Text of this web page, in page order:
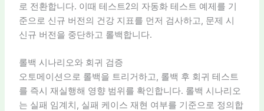
로 전환합니다. 이때 테스트2의 자동화 테스트 예제를 기
준으로 신규 버전의 건강 지표를 먼저 검사하고, 문제 시
신규 버전을 중단하고 롤백합니다.
롤백 시나리오와 회귀 검증
오토메이션으로 롤백을 트리거하고, 롤백 후 회귀 테스트
를 즉시 재실행해 영향 범위를 확인합니다. 롤백 시나리오
는 실패 임계치, 실패 케이스 재현 여부를 기준으로 정의합